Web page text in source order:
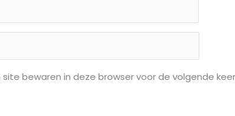
site bewaren in deze browser voor de volgende